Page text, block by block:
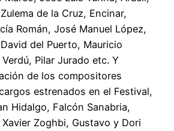
de la Cruz, Encinar,
Román, José Manuel López,
del Puerto, Mauricio
Pilar Jurado etc. Y
de los compositores
estrenados en el Festival,
Hidalgo, Falcón Sanabria,
Zoghbi, Gustavo y Dori